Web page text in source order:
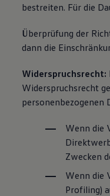
bestreiten. Für die
Überprüfung der
dann die
Widerspruchsrecht:
Widerspruchsrecht
personenbezogenen
Wenn die
Zwecken
Wenn die
Profiling)